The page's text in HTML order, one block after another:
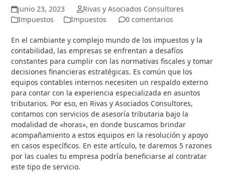
junio 23, 2023
Rivas y Asociados Consultores
Impuestos
Impuestos 0 comentarios
En el cambiante y complejo mundo de los impuestos y la
contabilidad, las empresas se enfrentan a desafíos
constantes para cumplir con las normativas fiscales y tomar
decisiones financieras estratégicas. Es común que los
equipos contables internos necesiten un respaldo externo
para contar con la experiencia especializada en asuntos
tributarios. Por eso, en Rivas y Asociados Consultores,
contamos con servicios de asesoría tributaria bajo la
modalidad de «horas», en donde buscamos brindar
acompañamiento a estos equipos en la resolución y apoyo
en casos específicos. En este artículo, te daremos 5 razones
por las cuales tu empresa podría beneficiarse al contratar
este tipo de servicio.